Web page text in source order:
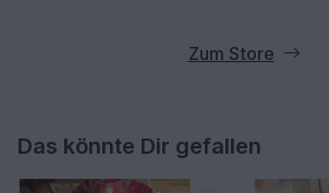
Zum Store
Das könnte Dir gefallen